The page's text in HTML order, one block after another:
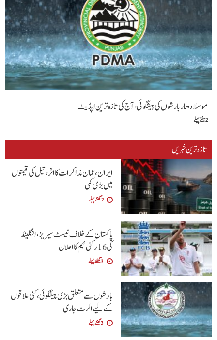
موسلا دھار بارشوں کی پیشگوئی، آج کی تازہ ترین اپڈیٹ
2 ہفتے پہلے
تازہ ترین خبریں
ایران، عمان مذاکرات کا اثر، تیل کی قیمتوں
میں بڑی کمی
2 گھنٹے پہلے
پاکستان کے خلاف ٹیسٹ سیریز، انگلینڈ
کی 16 رکنی ٹیم کا اعلان
3 گھنٹے پہلے
بارشوں سے متعلق بڑی پیشگوئی، کئی علاقوں
کے لیے الرٹ جاری
3 گھنٹے پہلے